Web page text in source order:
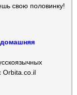
свою половинку!
Orbita.co.il